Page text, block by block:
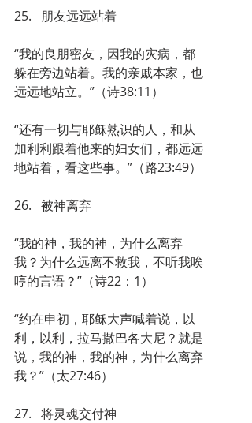
25.   朋友远远站着
“我的良朋密友，因我的灾病，都
躲在旁边站着。我的亲戚本家，也
远远地站立。”（诗38:11）
“还有一切与耶稣熟识的人，和从
加利利跟着他来的妇女们，都远远
地站着，看这些事。”（路23:49）
26.   被神离弃
“我的神，我的神，为什么离弃
我？为什么远离不救我，不听我唉
哼的言语？”（诗22：1）
“约在申初，耶稣大声喊着说，以
利，以利，拉马撒巴各大尼？就是
说，我的神，我的神，为什么离弃
我？”（太27:46）
27.   将灵魂交付神